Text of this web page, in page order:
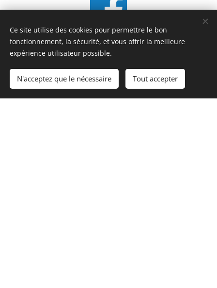
politique de protection des données
personnelles
Ce site utilise des cookies pour permettre le bon
fonctionnement, la sécurité, et vous offrir la meilleure
expérience utilisateur possible.
N'acceptez que le nécessaire Tout accepter